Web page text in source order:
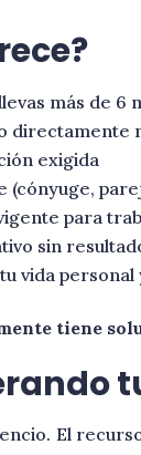
más de 6
directamente
exigida
(cónyuge,
para
sin
vida personal
tiene
El